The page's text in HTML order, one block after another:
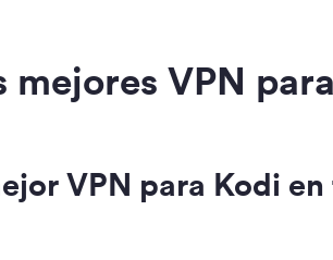
mejores VPN
VPN para Kodi